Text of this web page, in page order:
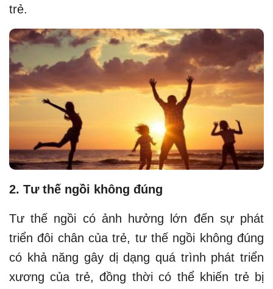
trẻ.
2. Tư thế ngồi không đúng
Tư thế ngồi có ảnh hưởng lớn đến sự phát
triển đôi chân của trẻ, tư thế ngồi không đúng
có khả năng gây dị dạng quá trình phát triển
xương của trẻ, đồng thời có thể khiến trẻ bị